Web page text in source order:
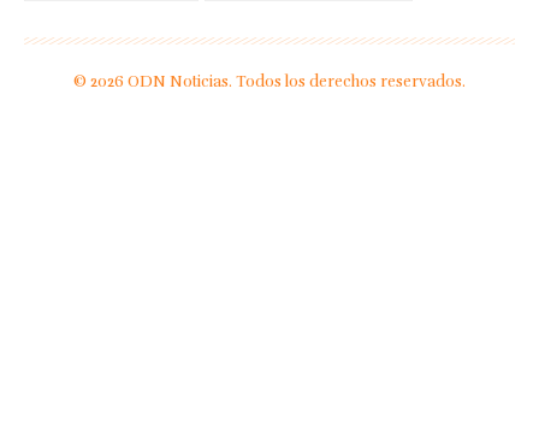
© 2026 ODN Noticias. Todos los derechos reservados.